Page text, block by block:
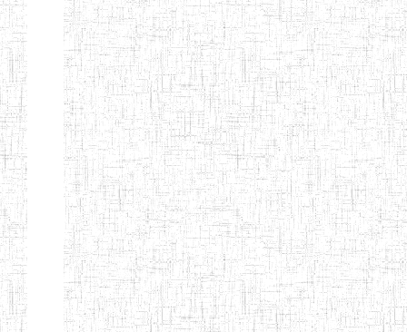
LE NORMALIEN
CITOYEN
ENIEG BILINGUE
CLAIRE
FONTAINE
03/10/2012 ENIEG
ENIEG BILINGUE
LA COURONNE
25/06/2014 ENIEG
ENIET BILINGUE
LA
PERFORMANCE
06/01/2014 ENIET